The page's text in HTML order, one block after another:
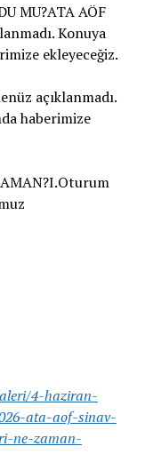
MU?ATA AÖF
Konuya
ekleyeceğiz.
açıklanmadı.
haberimize
4-haziran-
ata-aof-sinav-
ne-zaman-